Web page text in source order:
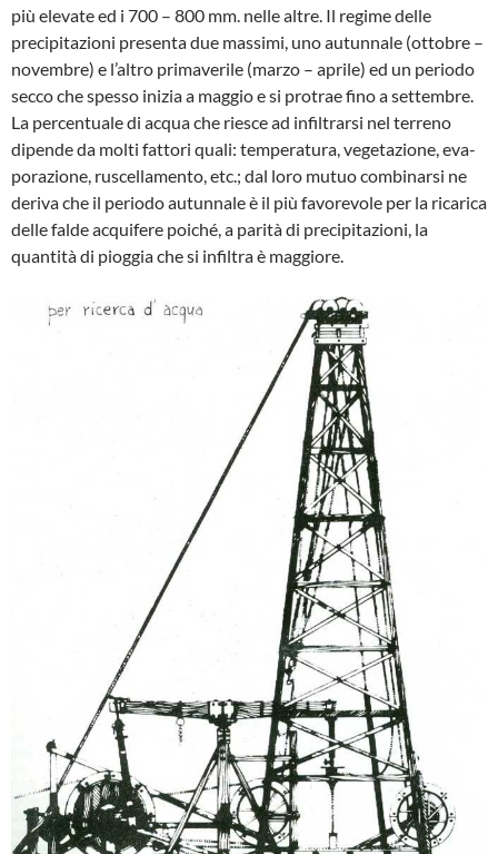
più eleva­te ed i 700 – 800 mm. nelle altre. Il regi­me delle
precipitazioni presenta due mas­simi, uno autunnale (ottobre –
novembre) e l’altro primaverile (marzo – aprile) ed un periodo
secco che spesso inizia a mag­gio e si protrae fino a settembre.
La percentuale di acqua che riesce ad in­filtrarsi nel terreno
dipende da molti fat­tori quali: temperatura, vegetazione, eva­
porazione, ruscellamento, etc.; dal loro mutuo combinarsi ne
deriva che il perio­do autunnale è il più favorevole per la ri­carica
delle falde acquifere poiché, a pa­rità di precipitazioni, la
quantità di piog­gia che si infiltra è maggiore.